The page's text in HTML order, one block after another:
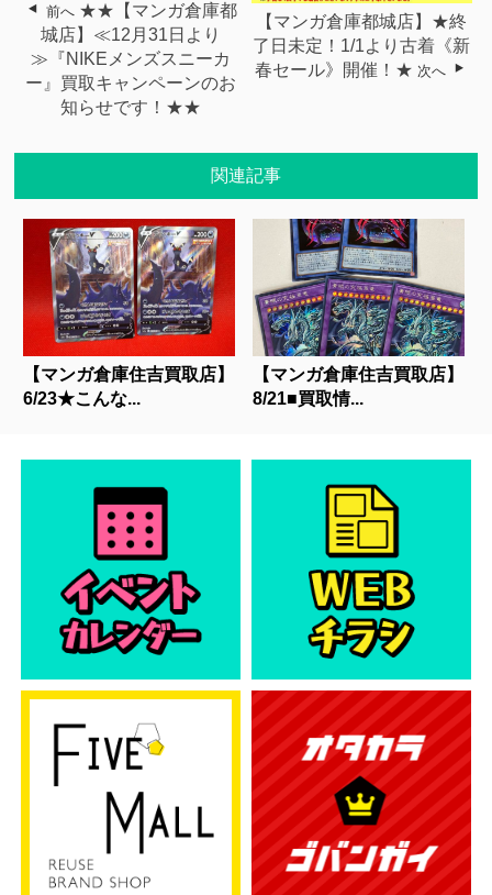
前へ ★★【マンガ倉庫都
城店】≪12月31日より
≫『NIKEメンズスニーカ
ー』買取キャンペーンのお
知らせです！★★
【マンガ倉庫都城店】★終
了日未定！1/1より古着《新
春セール》開催！★ 次へ
関連記事
【マンガ倉庫住吉買取店】
6/23★こんな...
【マンガ倉庫住吉買取店】
8/21■買取情...